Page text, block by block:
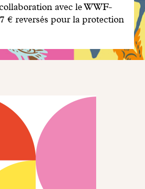
avec le WWF-
€ reversés pour la protection